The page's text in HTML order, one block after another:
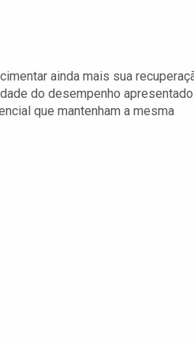
ainda mais sua
do desempenho
que mantenham a mesma